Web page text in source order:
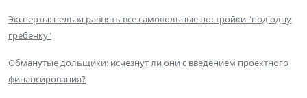
Эксперты: нельзя равнять все самовольные постройки "под одну
гребенку"
Обманутые дольщики: исчезнут ли они с введением проектного
финансирования?